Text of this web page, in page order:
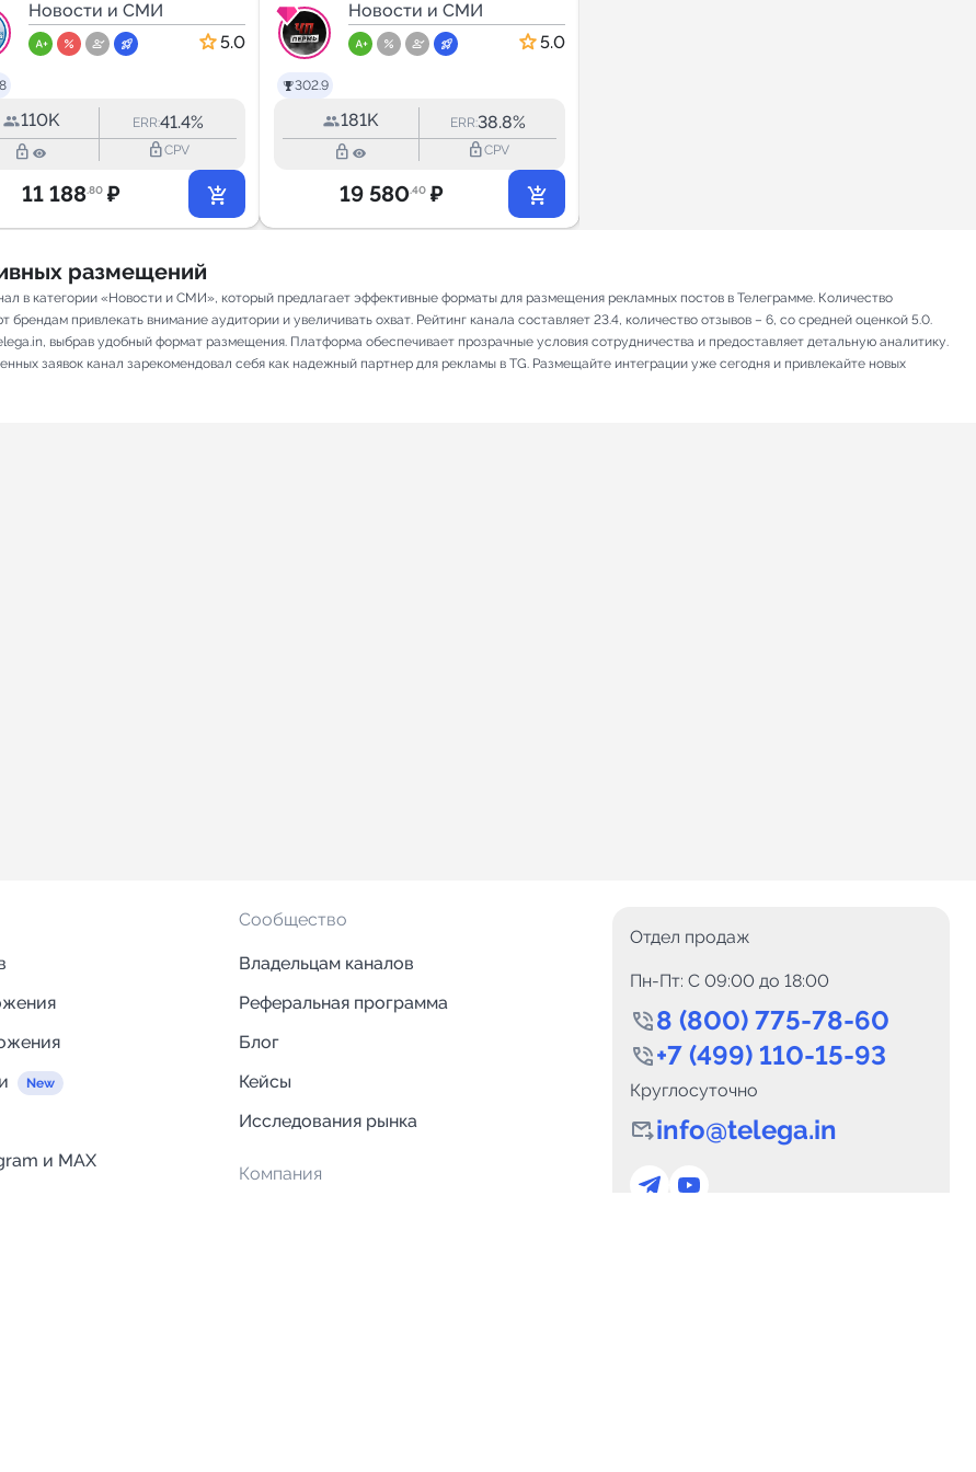
ГЛАВНЫЙ -
РОСТОВ
Новости и СМИ
5.0
110K ERR:41.4%
lock_outline lock_outlineCPV
11 188.80 ₽
302.9
Новости и СМИ
5.0
181K ERR:38.8%
lock_outline lock_outlineCPV
19 580.40 ₽
размещений
в категории «Новости и СМИ», который предлагает эффективные форматы для размещения рекламных постов в Телеграмме. Количество
брендам привлекать внимание аудитории и увеличивать охват. Рейтинг канала составляет 23.4, количество отзывов – 6, со средней оценкой 5.0.
выбрав удобный формат размещения. Платформа обеспечивает прозрачные условия сотрудничества и предоставляет детальную аналитику.
заявок канал зарекомендовал себя как надежный партнер для рекламы в TG. Размещайте интеграции уже сегодня и привлекайте новых
и MAX
Сообщество
Владельцам каналов
Реферальная программа
Блог
Кейсы
Исследования рынка
Компания
Отдел продаж
Пн-Пт: C 09:00 до 18:00
8 (800) 775-78-60
+7 (499) 110-15-93
Круглосуточно
info@telega.in